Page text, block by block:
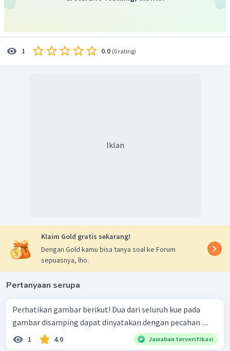
1 0.0 (0 rating)
Iklan
Klaim Gold gratis sekarang!
Dengan Gold kamu bisa tanya soal ke Forum
sepuasnya, lho.
Pertanyaan serupa
Perhatikan gambar berikut! Dua dari seluruh kue pada
gambar disamping dapat dinyatakan dengan pecahan ....
1 4.0 Jawaban terverifikasi